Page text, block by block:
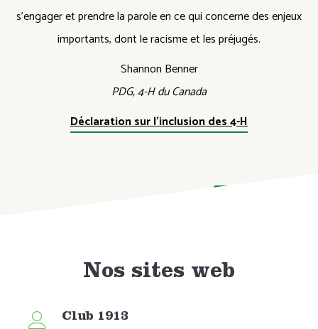
s’engager et prendre la parole en ce qui concerne des enjeux
importants, dont le racisme et les préjugés.
Shannon Benner
PDG, 4-H du Canada
Déclaration sur l’inclusion des 4-H
Nos sites web
Club 1913